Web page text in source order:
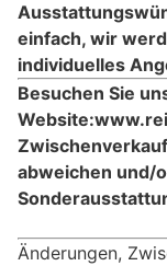
einfach, wir
individuelles
Besuchen Sie
abweichen und/
Änderungen,